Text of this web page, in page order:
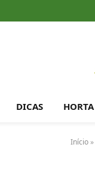
DICAS HORTA
Início»